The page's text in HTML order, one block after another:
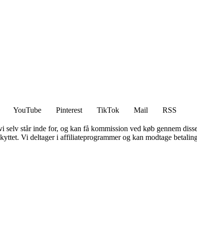
YouTube Pinterest TikTok Mail
RSS
står inde for, og kan få kommission ved køb gennem
Vi deltager i affiliateprogrammer og kan modtage